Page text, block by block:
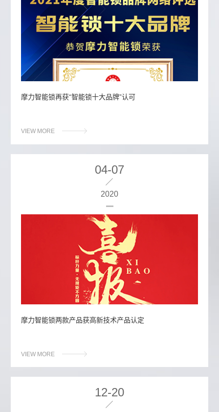
摩力智能锁再获“智能锁十大品牌”认可
VIEW MORE
04-07
2020
摩力智能锁两款产品获高新技术产品认定
VIEW MORE
12-20